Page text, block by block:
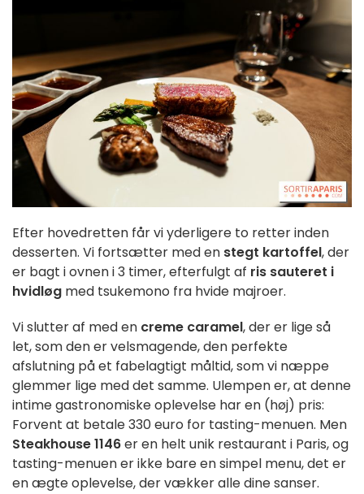
Efter hovedretten får vi yderligere to retter inden
desserten. Vi fortsætter med en stegt kartoffel, der
er bagt i ovnen i 3 timer, efterfulgt af ris sauteret i
hvidløg med tsukemono fra hvide majroer.
Vi slutter af med en creme caramel, der er lige så
let, som den er velsmagende, den perfekte
afslutning på et fabelagtigt måltid, som vi næppe
glemmer lige med det samme. Ulempen er, at denne
intime gastronomiske oplevelse har en (høj) pris:
Forvent at betale 330 euro for tasting-menuen. Men
Steakhouse 1146er en helt unik restaurant i Paris, og
tasting-menuen er ikke bare en simpel menu, det er
en ægte oplevelse, der vækker alle dine sanser.